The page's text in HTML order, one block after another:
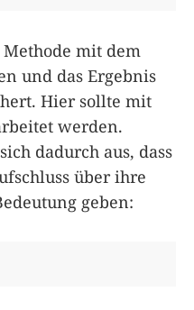
mit dem
und das Ergebnis
Hier sollte mit
werden.
dadurch aus, dass
über ihre
geben: